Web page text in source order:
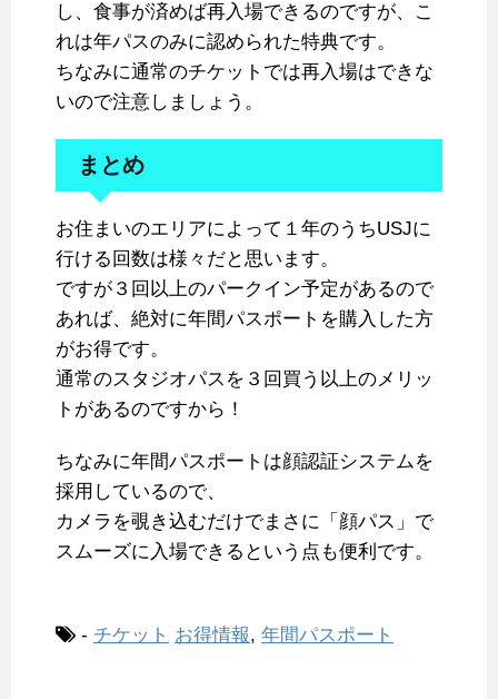
し、食事が済めば再入場できるのですが、こ
れは年パスのみに認められた特典です。
ちなみに通常のチケットでは再入場はできな
いので注意しましょう。
まとめ
お住まいのエリアによって１年のうちUSJに
行ける回数は様々だと思います。
ですが３回以上のパークイン予定があるので
あれば、絶対に年間パスポートを購入した方
がお得です。
通常のスタジオパスを３回買う以上のメリッ
トがあるのですから！
ちなみに年間パスポートは顔認証システムを
採用しているので、
カメラを覗き込むだけでまさに「顔パス」で
スムーズに入場できるという点も便利です。
- チケット お得情報, 年間パスポート